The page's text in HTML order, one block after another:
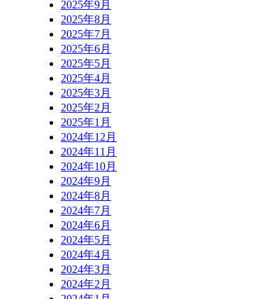
2025年9月
2025年8月
2025年7月
2025年6月
2025年5月
2025年4月
2025年3月
2025年2月
2025年1月
2024年12月
2024年11月
2024年10月
2024年9月
2024年8月
2024年7月
2024年6月
2024年5月
2024年4月
2024年3月
2024年2月